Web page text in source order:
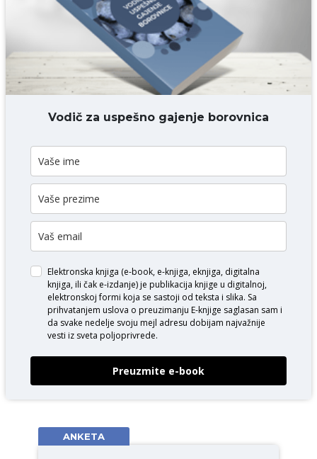
DODAJ KOMENTAR
Vodič za uspešno gajenje borovnica
Elektronska knjiga (e-book, e-knjiga, eknjiga, digitalna
knjiga, ili čak e-izdanje) je publikacija knjige u digitalnoj,
elektronskoj formi koja se sastoji od teksta i slika. Sa
prihvatanjem uslova o preuzimanju E-knjige saglasan sam i
da svake nedelje svoju mejl adresu dobijam najvažnije
vesti iz sveta poljoprivrede.
Preuzmite e-book
ANKETA